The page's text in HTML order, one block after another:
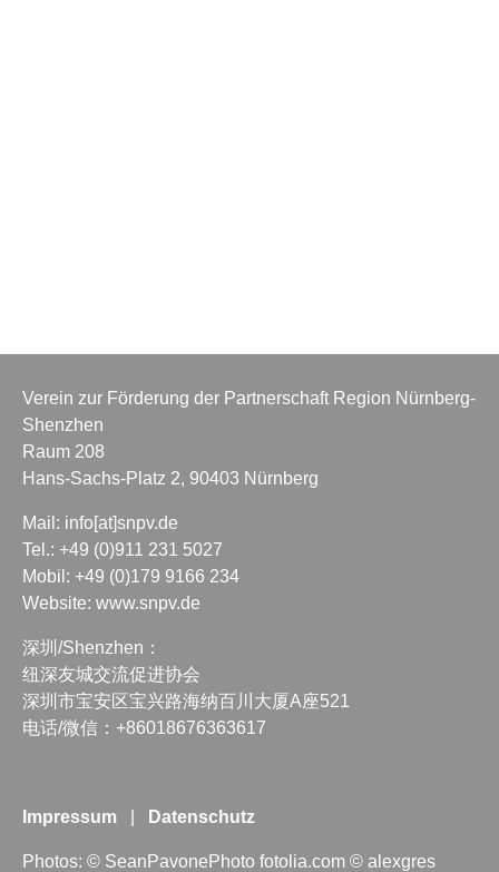
Verein zur Förderung der Partnerschaft Region Nürnberg-
Shenzhen
Raum 208
Hans-Sachs-Platz 2, 90403 Nürnberg
Mail: info[at]snpv.de
Tel.: +49 (0)911 231 5027
Mobil: +49 (0)179 9166 234
Website: www.snpv.de
深圳/Shenzhen：
纽深友城交流促进协会
深圳市宝安区宝兴路海纳百川大厦A座521
电话/微信：+86018676363617
Impressum Datenschutz
Photos: © SeanPavonePhoto fotolia.com © alexgres